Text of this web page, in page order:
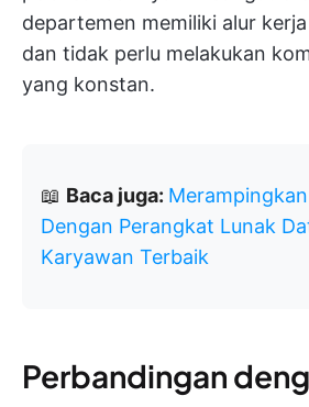
departemen memiliki alur
dan tidak perlu melakukan
yang konstan.
📖 Baca juga:
Dengan Perangkat Lunak
Karyawan Terbaik
Perbandingan